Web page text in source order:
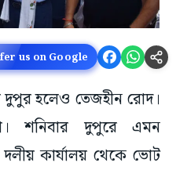
us on Google
দুপুর হলেও তেজহীন রোদ।
শনিবার দুপুরে এমন
কার্যালয় থেকে ভোট